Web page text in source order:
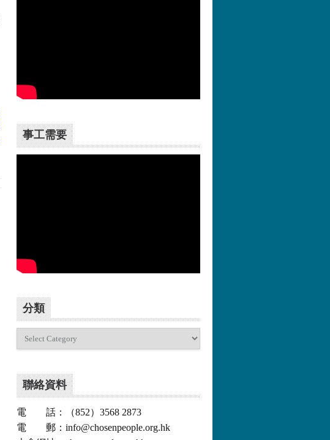
事工需要
分類
聯絡資料
電 話：（852）3568 2873
電 郵：info@chosenpeople.org.hk